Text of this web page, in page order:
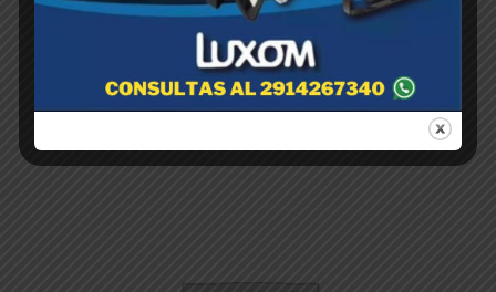
MACETA Soplada
P/Vivero……..75 Litros